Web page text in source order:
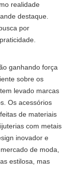
realidade
destaque.
por
ganhando força
sobre os
levado marcas
Os acessórios
de materiais
com metais
inovador e
de moda,
estilosa, mas